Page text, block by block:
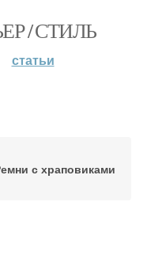
/ СТИЛЬ
статьи
с храповиками